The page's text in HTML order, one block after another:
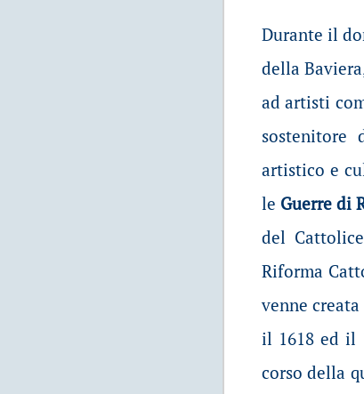
Durante il
della
ad artisti
sostenitore
artistico e
le Guerre di
del
Riforma
venne
il 1618 ed il
corso della